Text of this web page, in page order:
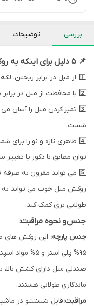
بررسی توضیحات
📌 5 دلیل برای اینکه به روکش و کاور مبل جادویی نیاز دارید:
1️⃣ از مبل در برابر ریختن، لکه و انواع آسیب محافظت می کند.
2️⃣ با محافظت از مبل در برابر سایش، عمر آن را افزایش می دهد.
3️⃣ تمیز کردن مبل را آسان
شست.
4️⃣ ظاهری تازه و نو را برای
توان مطابق با دکور یا
5️⃣ می تواند مقرون به
روکش مبل خوب می تواند
طولانی تری کمک کند.
جنسو نحوه مراقبت:
جنس پارچه: این روکش های
95% پلی استر
صندلی مبل دارای کشش بالا،
ماندگاری طولانی هستند.
مراقبت:قابل شستشو در